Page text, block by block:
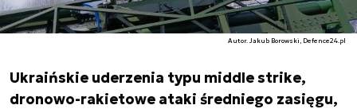
Autor. Jakub Borowski, Defence24.pl
Ukraińskie uderzenia typu middle strike,
dronowo-rakietowe ataki średniego zasięgu,